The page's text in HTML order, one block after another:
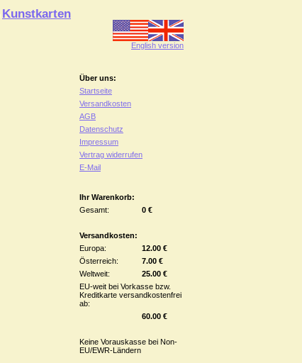
Kunstkarten
English version
Über uns:
Startseite
Versandkosten
AGB
Datenschutz
Impressum
Vertrag widerrufen
E-Mail
Ihr Warenkorb:
Gesamt:
0 €
Versandkosten:
Europa:
12.00 €
Österreich:
7.00 €
Weltweit:
25.00 €
EU-weit bei Vorkasse bzw.
Kreditkarte versandkostenfrei
ab:
60.00 €
Keine Vorauskasse bei Non-
EU/EWR-Ländern